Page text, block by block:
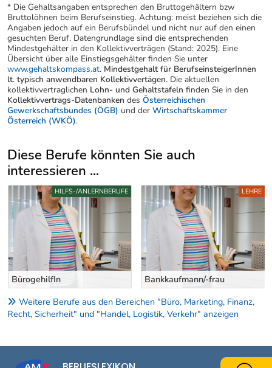
* Die Gehaltsangaben entsprechen den Bruttogehältern bzw
Bruttolöhnen beim Berufseinstieg. Achtung: meist beziehen sich die
Angaben jedoch auf ein Berufsbündel und nicht nur auf den einen
gesuchten Beruf. Datengrundlage sind die entsprechenden
Mindestgehälter in den Kollektivverträgen (Stand: 2025). Eine
Übersicht über alle Einstiegsgehälter finden Sie unter
www.gehaltskompass.at. Mindestgehalt für BerufseinsteigerInnen
lt. typisch anwendbaren Kollektivvertägen. Die aktuellen
kollektivvertraglichen Lohn- und Gehaltstafeln finden Sie in den
Kollektivvertrags-Datenbanken des Österreichischen
Gewerkschaftsbundes (ÖGB) und der Wirtschaftskammer
Österreich (WKÖ).
Diese Berufe könnten Sie auch
interessieren ...
Uber weitere Berufsvorschläge
BürogehilfIn
HILFS-/ANLERNBERUFE
Bankkaufmann/-frau
LEHRE
Weitere Berufe aus den Bereichen "Büro, Marketing, Finanz,
Recht, Sicherheit" und "Handel, Logistik, Verkehr" anzeigen